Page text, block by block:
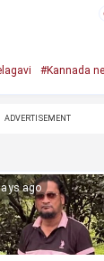
#Kannada
ADVERTISEMENT
ago